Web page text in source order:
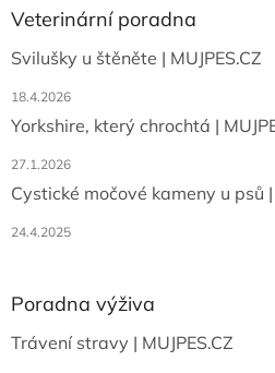
aVeterinární poradna
Svilušky u štěněte | MUJPES.CZ
18.4.2026
Yorkshire, který chrochtá |
27.1.2026
Cystické močové kameny u psů |
24.4.2025
Poradna výživa
Trávení stravy | MUJPES.CZ